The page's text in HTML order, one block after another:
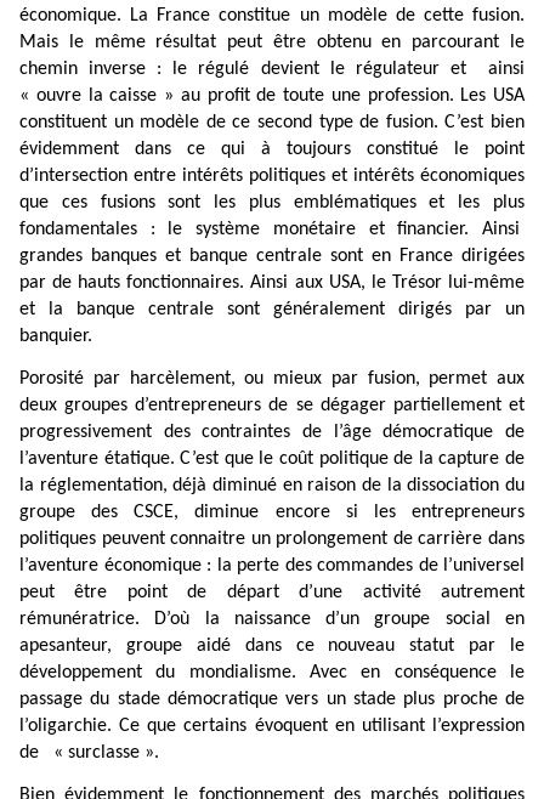
économique. La France constitue un modèle de cette fusion.
Mais le même résultat peut être obtenu en parcourant le
chemin inverse : le régulé devient le régulateur et
ainsi
« ouvre la caisse » au profit de toute une profession. Les USA
constituent un modèle de ce second type de fusion. C’est bien
évidemment dans ce qui à toujours constitué le point
d’intersection entre intérêts politiques et intérêts économiques
que ces fusions sont les plus emblématiques et les plus
fondamentales : le système monétaire et financier. Ainsi
grandes banques et banque centrale sont en France dirigées
par de hauts fonctionnaires. Ainsi aux USA, le Trésor lui-même
et la banque centrale sont généralement dirigés par un
banquier.
Porosité par harcèlement, ou mieux par fusion, permet aux
deux groupes d’entrepreneurs de se dégager partiellement et
progressivement des contraintes de l’âge démocratique de
l’aventure étatique. C’est que le coût politique de la capture de
la réglementation, déjà diminué en raison de la dissociation du
groupe des CSCE, diminue encore si les entrepreneurs
politiques peuvent connaitre un prolongement de carrière dans
l’aventure économique : la perte des commandes de l’universel
peut être point de départ d’une activité autrement
rémunératrice. D’où la naissance d’un groupe social en
apesanteur, groupe aidé dans ce nouveau statut par le
développement du mondialisme. Avec en conséquence le
passage du stade démocratique vers un stade plus proche de
l’oligarchie. Ce que certains évoquent en utilisant l’expression
de
« surclasse ».